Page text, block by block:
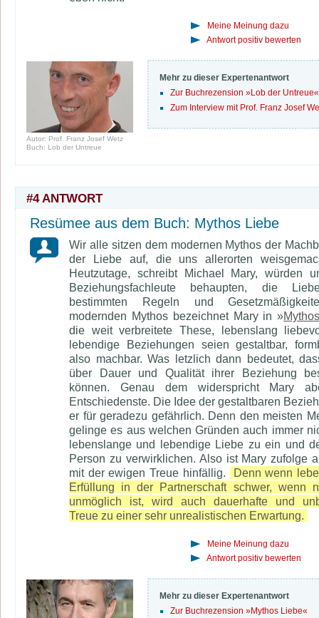
Meine Meinung dazu
Antwort positiv bewerten
Autor: Prof. Franz Josef Wetz
Buch: Lob der Untreue
Mehr zu dieser Expertenantwort
Zur Buchrezension »Lob der Untreue«
Zum Interview mit Prof. Franz Josef
#4 ANTWORT
Resümee aus dem Buch: Mythos Liebe
Wir alle sitzen dem modernen Mythos der
der Liebe auf, die uns allerorten
Heutzutage, schreibt Michael Mary, würden
Beziehungsfachleute behaupten, die
bestimmten Regeln und
modernden Mythos bezeichnet Mary in »
die weit verbreitete These, lebenslang
lebendige Beziehungen seien gestaltbar,
also machbar. Was letzlich dann bedeutet,
über Dauer und Qualität ihrer Beziehung
können. Genau dem widerspricht Mary
Entschiedenste. Die Idee der gestaltbaren
er für geradezu gefährlich. Denn den meisten
gelinge es aus welchen Gründen auch immer
lebenslange und lebendige Liebe zu ein und
Person zu verwirklichen. Also ist Mary zufolge
mit der ewigen Treue hinfällig.
Denn wenn
Erfüllung in der Partnerschaft schwer, wenn
unmöglich ist, wird auch dauerhafte und
Treue zu einer sehr unrealistischen Erwartung.
Meine Meinung dazu
Antwort positiv bewerten
Mehr zu dieser Expertenantwort
Zur Buchrezension »Mythos Liebe«